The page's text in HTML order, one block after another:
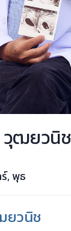
วุฒยวนิช
, พุธ
ยวนิช